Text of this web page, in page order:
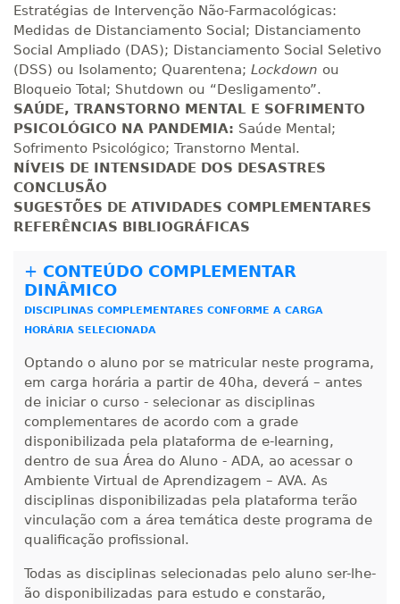
Estratégias de Intervenção Não-Farmacológicas:
Medidas de Distanciamento Social; Distanciamento
Social Ampliado (DAS); Distanciamento Social Seletivo
(DSS) ou Isolamento; Quarentena; Lockdown ou
Bloqueio Total; Shutdown ou “Desligamento”.
SAÚDE, TRANSTORNO MENTAL E SOFRIMENTO
PSICOLÓGICO NA PANDEMIA: Saúde Mental;
Sofrimento Psicológico; Transtorno Mental.
NÍVEIS DE INTENSIDADE DOS DESASTRES
CONCLUSÃO
SUGESTÕES DE ATIVIDADES COMPLEMENTARES
REFERÊNCIAS BIBLIOGRÁFICAS
+ CONTEÚDO COMPLEMENTAR
DINÂMICO
DISCIPLINAS COMPLEMENTARES CONFORME A CARGA
HORÁRIA SELECIONADA
Optando o aluno por se matricular neste programa,
em carga horária a partir de 40ha, deverá – antes
de iniciar o curso - selecionar as disciplinas
complementares de acordo com a grade
disponibilizada pela plataforma de e-learning,
dentro de sua Área do Aluno - ADA, ao acessar o
Ambiente Virtual de Aprendizagem – AVA. As
disciplinas disponibilizadas pela plataforma terão
vinculação com a área temática deste programa de
qualificação profissional.
Todas as disciplinas selecionadas pelo aluno ser-lhe-
ão disponibilizadas para estudo e constarão,